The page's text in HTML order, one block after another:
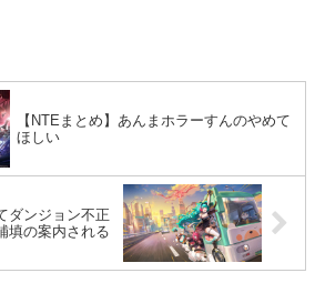
【NTEまとめ】あんまホラーすんのやめて
ほしい
ダンジョン不正
填の案内される